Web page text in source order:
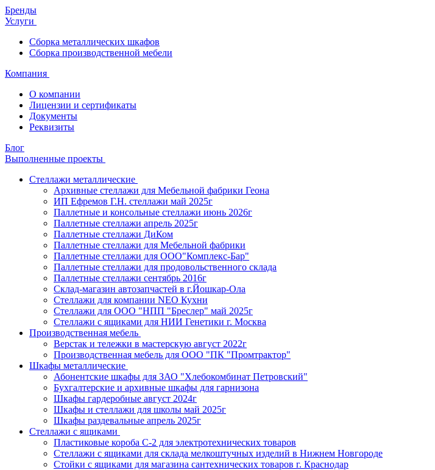
Бренды
Услуги
Сборка металлических шкафов
Сборка производственной мебели
Компания
О компании
Лицензии и сертификаты
Документы
Реквизиты
Блог
Выполненные проекты
Стеллажи металлические
Архивные стеллажи для Мебельной фабрики Геона
ИП Ефремов Г.Н. стеллажи май 2025г
Паллетные и консольные стеллажи июнь 2026г
Паллетные стеллажи апрель 2025г
Паллетные стеллажи ДиКом
Паллетные стеллажи для Мебельной фабрики
Паллетные стеллажи для ООО"Комплекс-Бар"
Паллетные стеллажи для продовольственного склада
Паллетные стеллажи сентябрь 2016г
Склад-магазин автозапчастей в г.Йошкар-Ола
Стеллажи для компании NEO Кухни
Стеллажи для ООО "НПП "Бреслер" май 2025г
Стеллажи с ящиками для НИИ Генетики г. Москва
Производственная мебель
Верстак и тележки в мастерскую август 2022г
Производственная мебель для ООО "ПК "Промтрактор"
Шкафы металлические
Абонентские шкафы для ЗАО "Хлебокомбинат Петровский"
Бухгалтерские и архивные шкафы для гарнизона
Шкафы гардеробные август 2024г
Шкафы и стеллажи для школы май 2025г
Шкафы раздевальные апрель 2025г
Стеллажи с ящиками
Пластиковые короба С-2 для электротехнических товаров
Стеллажи с ящиками для склада мелкоштучных изделий в Нижнем Новгороде
Стойки с ящиками для магазина сантехнических товаров г. Краснодар